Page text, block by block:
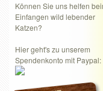
Können Sie uns helfen
Einfangen wild lebender
Katzen?
Hier geht's zu unserem
Spendenkonto mit Paypal: